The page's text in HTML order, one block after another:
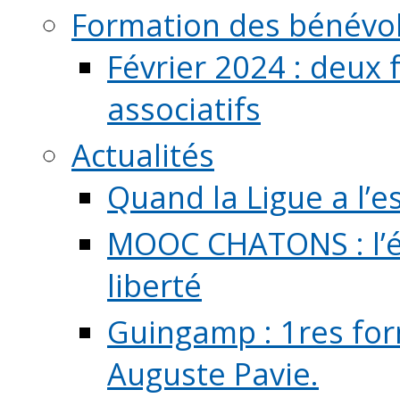
Formation des
Février 2024 :
associatifs
Actualités
Quand la Ligue a
MOOC CHATONS
liberté
Guingamp : 1res
Auguste Pavie.